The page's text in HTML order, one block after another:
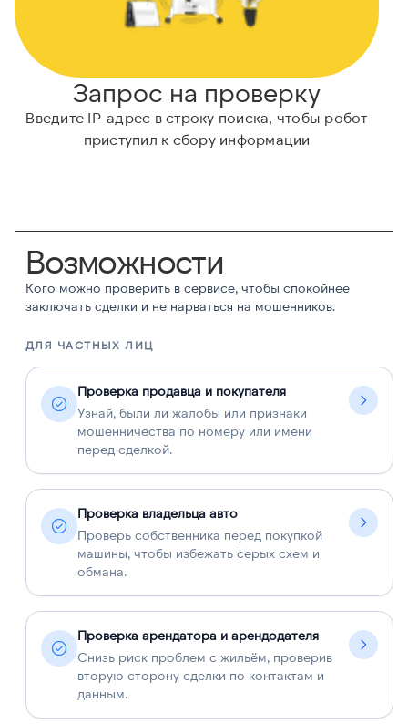
Запрос на проверку
Введите IP-адрес в строку поиска, чтобы робот
приступил к сбору информации
Возможности
Кого можно проверить в сервисе, чтобы спокойнее
заключать сделки и не нарваться на мошенников.
ДЛЯ ЧАСТНЫХ ЛИЦ
Проверка продавца и покупателя
Узнай, были ли жалобы или признаки
мошенничества по номеру или имени
перед сделкой.
Проверка владельца авто
Проверь собственника перед покупкой
машины, чтобы избежать серых схем и
обмана.
Проверка арендатора и арендодателя
Снизь риск проблем с жильём, проверив
вторую сторону сделки по контактам и
данным.